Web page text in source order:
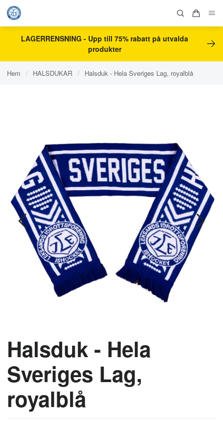
LAGERRENSNING - Upp till 75% rabatt på utvalda
produkter
Hem / HALSDUKAR / Halsduk - Hela Sveriges Lag, royalblå
Halsduk - Hela
Sveriges Lag,
royalblå